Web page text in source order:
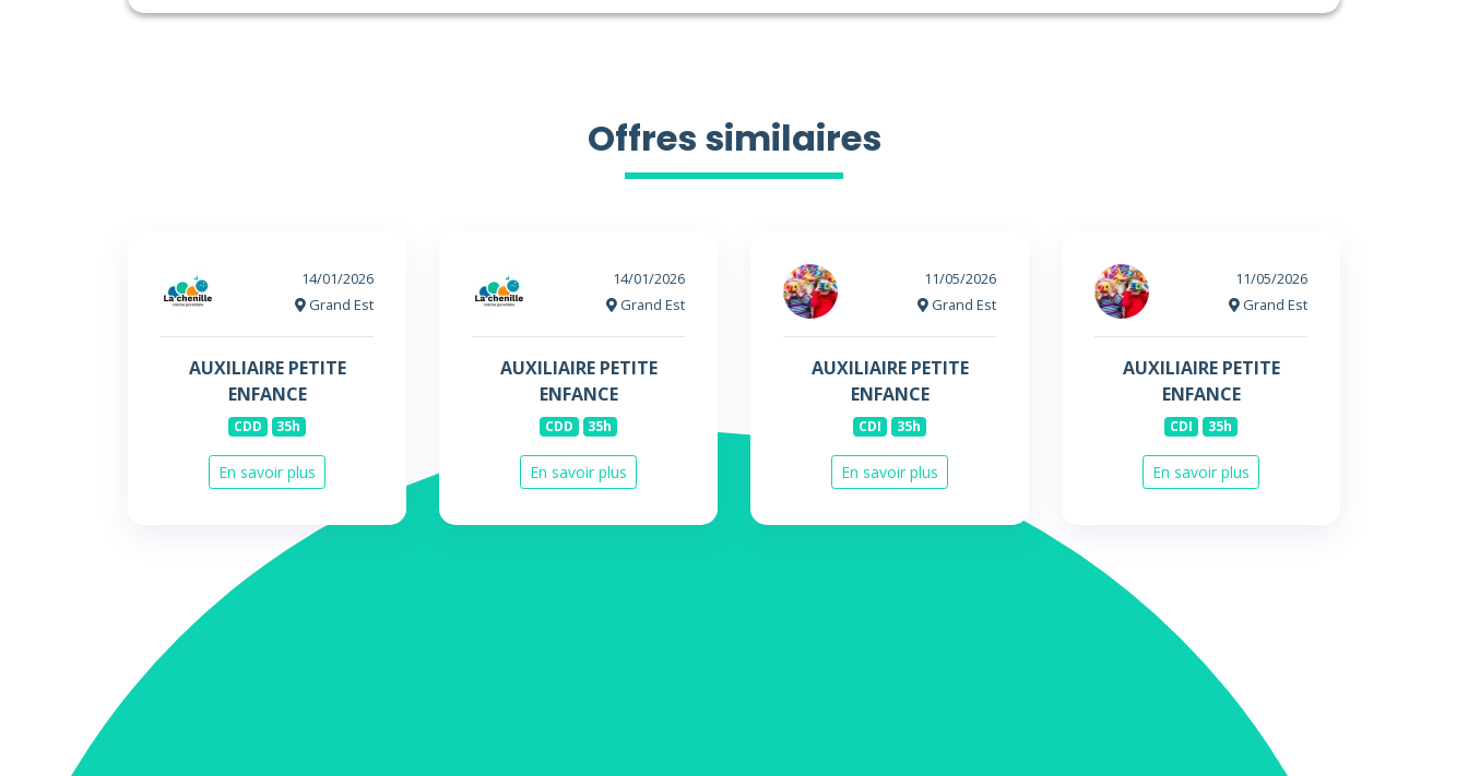
Offres similaires
14/01/2026
Grand Est
AUXILIAIRE PETITE
ENFANCE
CDD 35h
En savoir plus
14/01/2026
Grand Est
AUXILIAIRE PETITE
ENFANCE
CDD 35h
En savoir plus
11/05/2026
Grand Est
AUXILIAIRE PETITE
ENFANCE
CDI 35h
En savoir plus
11/05/2026
Grand Est
AUXILIAIRE PETITE
ENFANCE
CDI 35h
En savoir plus